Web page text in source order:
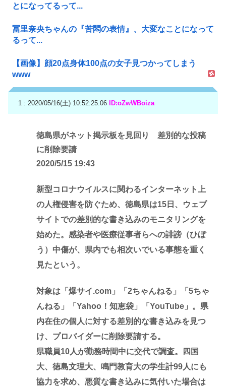
とになってるって...
冨里奈央ちゃんの『苦悶の表情』、大変なことになって
るって...
【画像】顔20点身体100点の女子見つかってしまう
www
1 : 2020/05/16(土) 10:52:25.06 ID:oZwWBoiza
徳島県がネット掲示板を見回り 差別的な投稿
に削除要請
2020/5/15 19:43
新型コロナウイルスに関わるインターネット上
の人権侵害を防ぐため、徳島県は15日、ウェブ
サイトでの差別的な書き込みのモニタリングを
始めた。感染者や医療従事者らへの誹謗（ひぼ
う）中傷が、県内でも相次いでいる事態を重く
見たという。
対象は「爆サイ.com」「2ちゃんねる」「5ちゃ
んねる」「Yahoo！知恵袋」「YouTube」。県
内在住の個人に対する差別的な書き込みを見つ
け、プロバイダーに削除要請する。
県職員10人が勤務時間中に交代で調査。四国
大、徳島文理大、鳴門教育大の学生計99人にも
協力を求め、悪質な書き込みに気付いた場合は